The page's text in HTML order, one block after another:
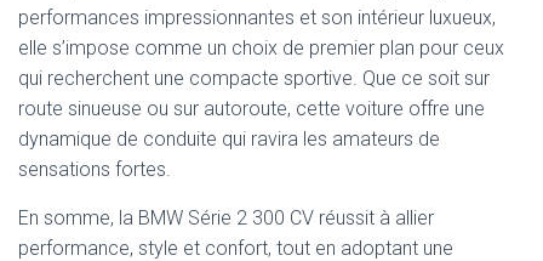
performances impressionnantes et son intérieur luxueux,
elle s’impose comme un choix de premier plan pour ceux
qui recherchent une compacte sportive. Que ce soit sur
route sinueuse ou sur autoroute, cette voiture offre une
dynamique de conduite qui ravira les amateurs de
sensations fortes.
En somme, la BMW Série 2 300 CV réussit à allier
performance, style et confort, tout en adoptant une